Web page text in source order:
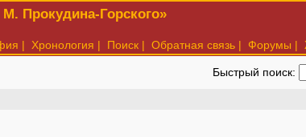
Прокудина-Горского»
| Хронология | Поиск | Обратная связь | Форумы |
Быстрый поиск: